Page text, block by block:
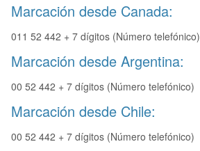
Marcación desde Canada:
011 52 442 + 7 dígitos (Número telefónico)
Marcación desde Argentina:
00 52 442 + 7 dígitos (Número telefónico)
Marcación desde Chile:
00 52 442 + 7 dígitos (Número telefónico)